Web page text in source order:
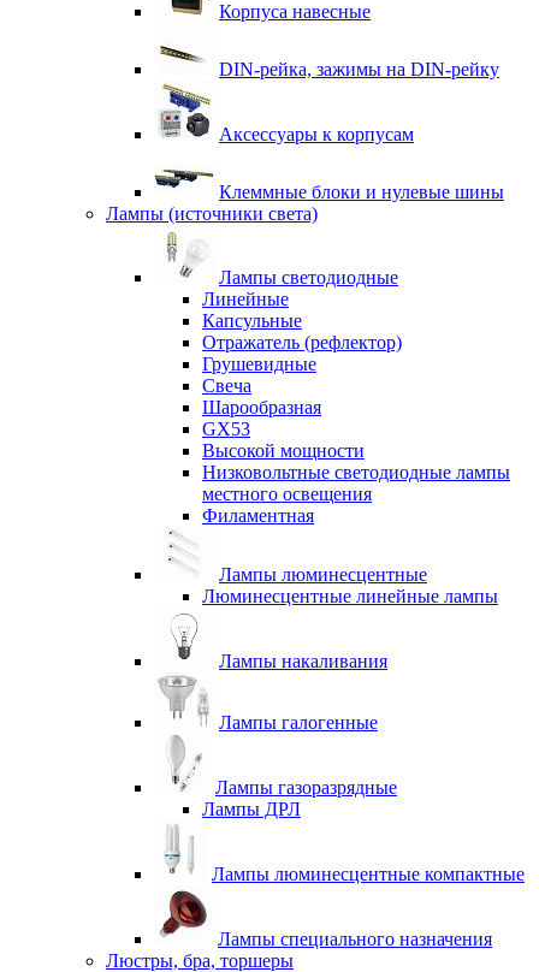
Корпуса навесные
DIN-рейка, зажимы на DIN-рейку
Аксессуары к корпусам
Клеммные блоки и нулевые шины
Лампы (источники света)
Лампы светодиодные
Линейные
Капсульные
Отражатель (рефлектор)
Грушевидные
Свеча
Шарообразная
GX53
Высокой мощности
Низковольтные светодиодные лампы
местного освещения
Филаментная
Лампы люминесцентные
Люминесцентные линейные лампы
Лампы накаливания
Лампы галогенные
Лампы газоразрядные
Лампы ДРЛ
Лампы люминесцентные компактные
Лампы специального назначения
Люстры, бра, торшеры